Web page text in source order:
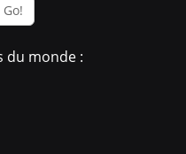
Go!
du monde :